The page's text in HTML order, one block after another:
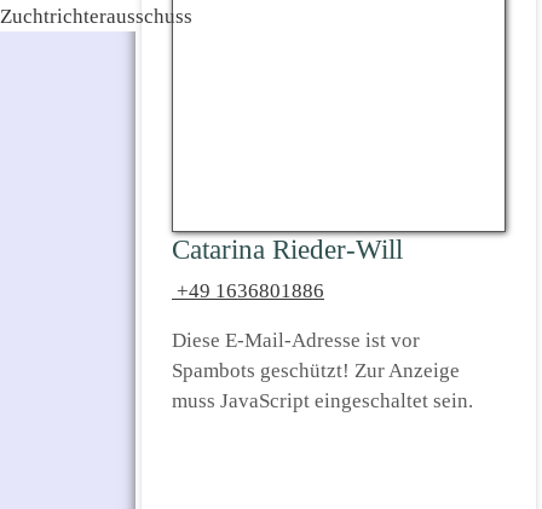
Zuchtrichterausschuss
Catarina Rieder-Will
+49 1636801886
Diese E-Mail-Adresse ist vor
Spambots geschützt! Zur Anzeige
muss JavaScript eingeschaltet sein.